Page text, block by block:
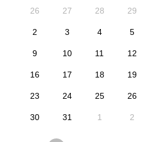
26 27 28 29
2 3 4 5
9 10 11 12
16 17 18 19
23 24 25 26
30 31 1 2